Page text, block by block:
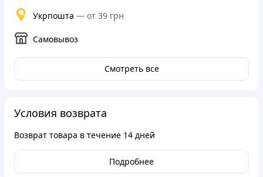
Укрпошта — от 39 грн
Самовывоз
Смотреть все
Условия возврата
Возврат товара в течение 14 дней
Подробнее